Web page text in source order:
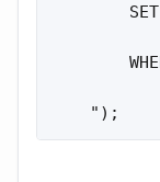
        SET
    ");